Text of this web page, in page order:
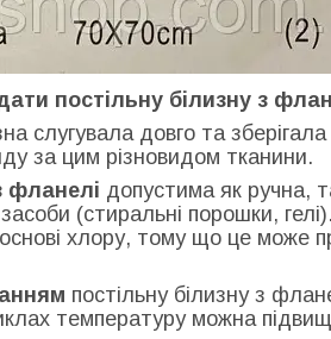
постільну білизну з
слугувала довго та зберігала
за цим різновидом тканини.
фланелі допустима як ручна,
(стиральні порошки,
хлору, тому що це може
постільну білизну з
температуру можна